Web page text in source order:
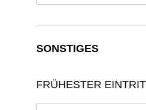
SONSTIGES
FRÜHESTER